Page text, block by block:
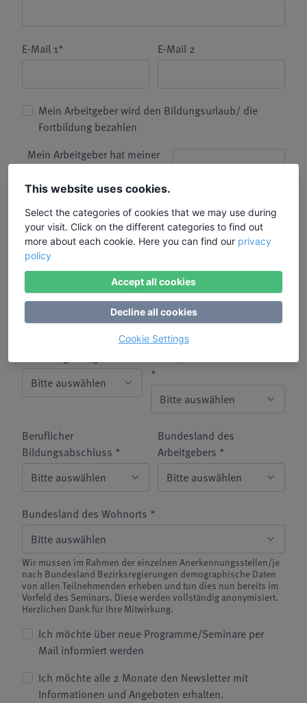
E-Mail 1* E-Mail 2
Mein Arbeitgeber wird den Bildungsurlaub/ die
Fortbildung bezahlen
Mein Arbeitgeber hat meiner
Bildungsurlaub bereits
Alter *
Status Erwerbstätigkeit *
Betriebsgröße * Beschäftigungssektor *
*
Beruflicher
Bildungsabschluss *
Bundesland des
Arbeitgebers *
Bundesland des Wohnorts *
Wir müssen im Rahmen der einzelnen Anerkennungsstellen/je
nach Bundesland Bezirksregierungen demographische Daten
von allen Teilnehmenden erheben und tun dies nun bereits im
Vorfeld des Seminars. Diese werden vollständig anonymisiert.
Herzlichen Dank für Ihre Mitwirkung.
Ich möchte über neue Programme/Seminare per
Mail informiert werden
Ich möchte alle 2 Monate den Newsletter mit
Informationen und Angeboten erhalten.
This website uses cookies.
Select the categories of cookies that we may use during
your visit. Click on the different categories to find out
more about each cookie. Here you can find our privacy
policy
Accept all cookies
Decline all cookies
Cookie Settings